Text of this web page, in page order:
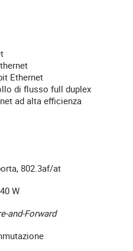
Ethernet
di flusso full duplex
ad alta efficienza
802.3af/at
W
and-Forward